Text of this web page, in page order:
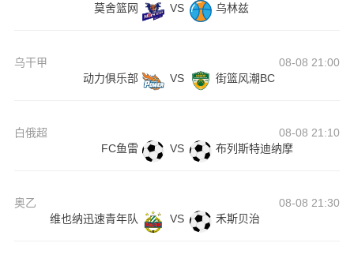
莫舍篮网
VS 乌林兹
乌干甲
08-08 21:00
动力俱乐部
VS 街篮风潮BC
白俄超
08-08 21:10
FC鱼雷
VS 布列斯特迪纳摩
奥乙
08-08 21:30
维也纳迅速青年队
VS 禾斯贝治